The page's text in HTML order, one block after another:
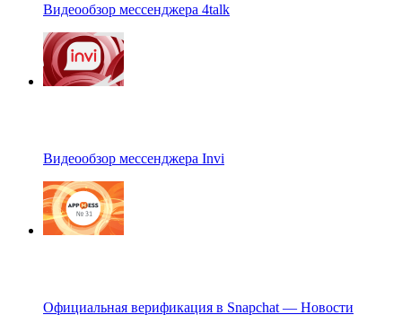
Видеообзор мессенджера 4talk
Видеообзор мессенджера Invi
Официальная верификация в Snapchat — Новости